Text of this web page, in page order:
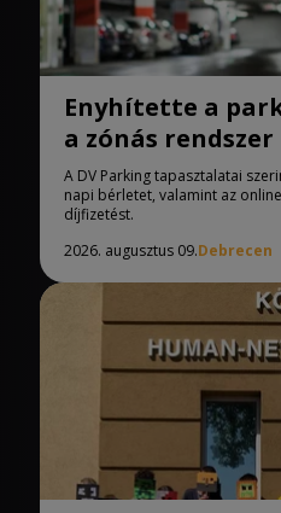
Enyhítette a
a zónás
A DV Parking tapasztalatai
napi bérletet, valamint az
díjfizetést.
2026. augusztus 09.Debrecen